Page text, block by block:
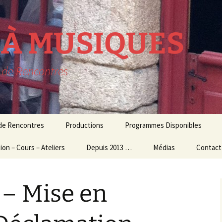
MUSIQUES
Rencontres
Rencontres Productions
THEATRE MUSICAL
MUSIQUE
CONTEMPORAINE
Programmes Disponibles
– Cours – Ateliers
Ateliers
Depuis 2013 … Médias Contact
Mise en